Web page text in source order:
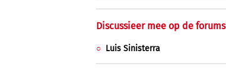
Discussieer mee op de forums
Luis Sinisterra